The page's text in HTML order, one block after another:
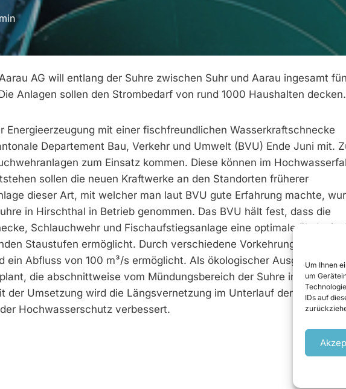
Um Ihnen
um
IDs auf
min
AG will entlang der Suhre zwischen Suhr und Aarau ingesamt
Anlagen sollen den Strombedarf von rund 1000 Haushalten decken.
Energieerzeugung mit einer fischfreundlichen Wasserkraftschnecke
Departement Bau, Verkehr und Umwelt (BVU) Ende Juni mit.
zum Einsatz kommen. Diese können im
sollen die neuen Kraftwerke an den Standorten früherer
dieser Art, mit welcher man laut BVU gute Erfahrung machte,
in Hirschthal in Betrieb genommen. Das BVU hält fest, dass die
Schlauchwehr und Fischaufstiegsanlage eine optimale
Staustufen ermöglicht. Durch ­verschiedene Vorkehrungen wird
Abfluss von 100 m³/s ermöglicht. Als ökologischer Ausgleich sind
die abschnittweise vom Mündungsbereich der Suhre in Aarau
der Umsetzung wird die Längsver­netzung im Unterlauf der Suhre
Hochwasserschutz verbessert.